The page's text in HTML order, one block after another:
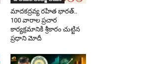
మాదకద్రవ్య రహిత భారత్..
100 వారాల ప్రచార
కార్యక్రమానికి శ్రీకారం చుట్టిన
ప్రధాని మోదీ